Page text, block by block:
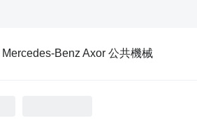
Mercedes-Benz Axor 公共機械